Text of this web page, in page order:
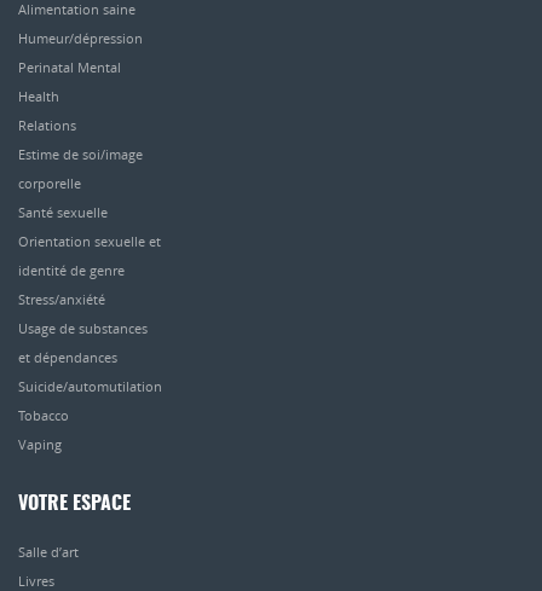
Alimentation saine
Humeur/dépression
Perinatal Mental
Health
Relations
Estime de soi/image
corporelle
Santé sexuelle
Orientation sexuelle et
identité de genre
Stress/anxiété
Usage de substances
et dépendances
Suicide/automutilation
Tobacco
Vaping
VOTRE ESPACE
Salle d’art
Livres